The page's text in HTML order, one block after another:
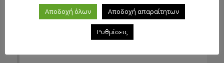
ΠΟΜΟΛΑ
ΠΡΙΜΕΡ
Αποδοχή όλων Αποδοχή απαραίτητων
Ρυθμίσεις